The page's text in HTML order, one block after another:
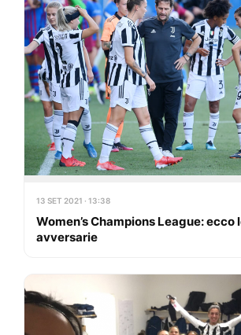
13 SET 2021 · 13:38
Women’s Champions League: ecco
avversarie